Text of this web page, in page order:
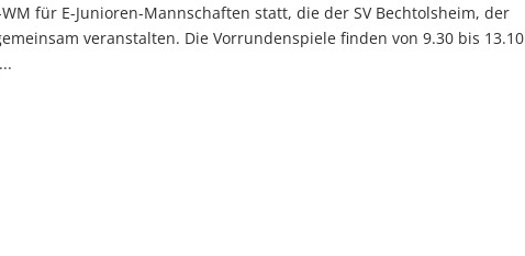
für E-Junioren-Mannschaften statt, die der SV Bechtolsheim, der
veranstalten. Die Vorrundenspiele finden von 9.30 bis 13.10